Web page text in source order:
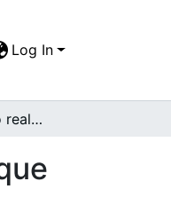
Log In
Jubilados de Riofrío realizando trabajos de remodelación del parque